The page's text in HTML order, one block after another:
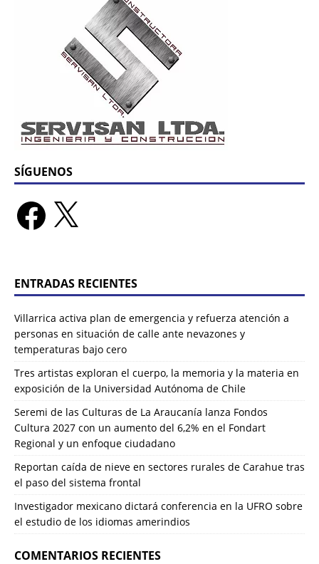
SÍGUENOS
ENTRADAS RECIENTES
Villarrica activa plan de emergencia y refuerza atención a
personas en situación de calle ante nevazones y
temperaturas bajo cero
Tres artistas exploran el cuerpo, la memoria y la materia en
exposición de la Universidad Autónoma de Chile
Seremi de las Culturas de La Araucanía lanza Fondos
Cultura 2027 con un aumento del 6,2% en el Fondart
Regional y un enfoque ciudadano
Reportan caída de nieve en sectores rurales de Carahue tras
el paso del sistema frontal
Investigador mexicano dictará conferencia en la UFRO sobre
el estudio de los idiomas amerindios
COMENTARIOS RECIENTES